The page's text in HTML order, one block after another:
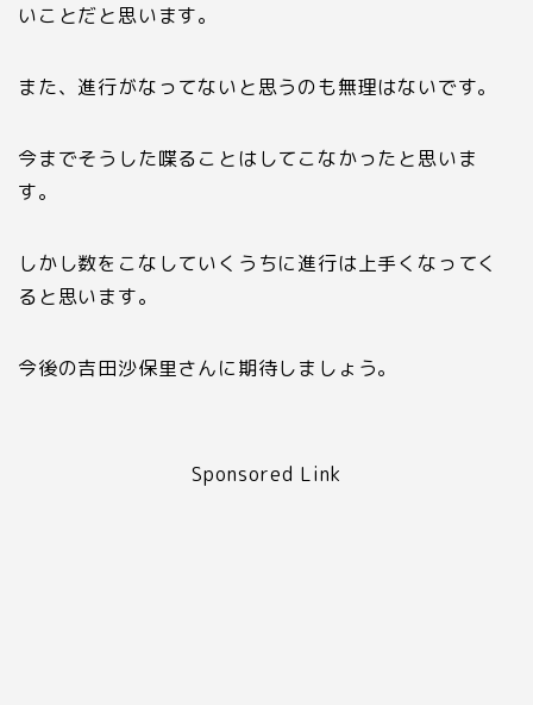
いことだと思います。
また、進行がなってないと思うのも無理はないです。
今までそうした喋ることはしてこなかったと思いま
す。
しかし数をこなしていくうちに進行は上手くなってく
ると思います。
今後の吉田沙保里さんに期待しましょう。
Sponsored Link